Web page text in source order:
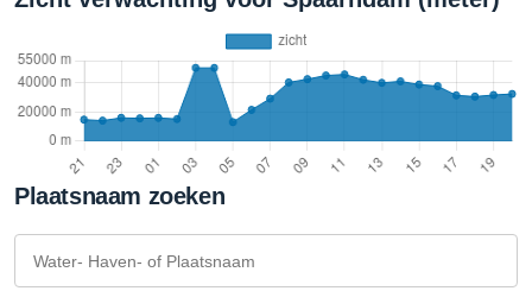
Plaatsnaam zoeken